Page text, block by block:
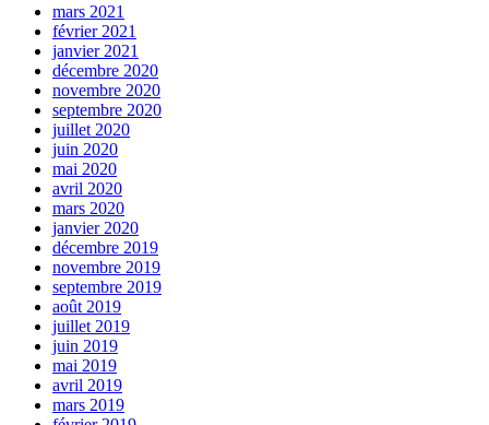
mars 2021
février 2021
janvier 2021
décembre 2020
novembre 2020
septembre 2020
juillet 2020
juin 2020
mai 2020
avril 2020
mars 2020
janvier 2020
décembre 2019
novembre 2019
septembre 2019
août 2019
juillet 2019
juin 2019
mai 2019
avril 2019
mars 2019